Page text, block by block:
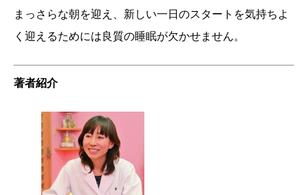
まっさらな朝を迎え、新しい一日のスタートを気持ちよ
く迎えるためには良質の睡眠が欠かせません。
著者紹介